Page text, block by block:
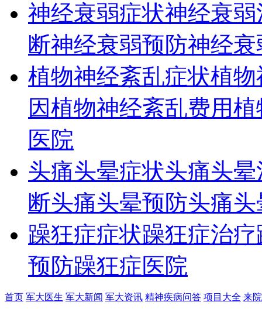
神经衰弱症状神经衰弱
断神经衰弱预防神经
植物神经紊乱症状植物
因植物神经紊乱费用植
医院
头痛头晕症状头痛头
断头痛头晕预防头痛
躁狂症症状躁狂症治疗
预防躁狂症医院
首页 军大医生 军大新闻 军大资讯 精神疾病问答 项目大全 来